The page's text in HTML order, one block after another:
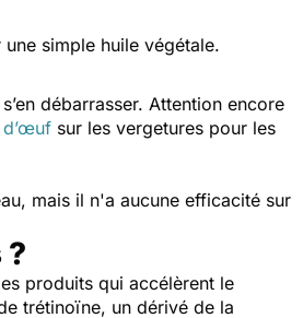
simple huile végétale.
débarrasser. Attention encore
sur les vergetures pour les
mais il n'a aucune efficacité sur
produits qui accélèrent le
trétinoïne, un dérivé de la